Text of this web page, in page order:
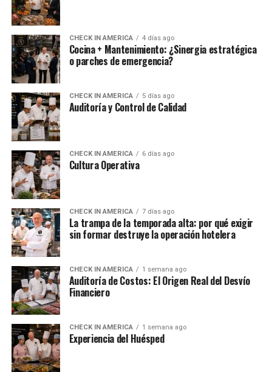
CHECK IN AMERICA 4 días ago
Cocina + Mantenimiento: ¿Sinergia estratégica
o parches de emergencia?
CHECK IN AMERICA 5 días ago
Auditoría y Control de Calidad
CHECK IN AMERICA 6 días ago
Cultura Operativa
CHECK IN AMERICA 7 días ago
La trampa de la temporada alta: por qué exigir
sin formar destruye la operación hotelera
CHECK IN AMERICA 1 semana ago
Auditoría de Costos: El Origen Real del Desvío
Financiero
CHECK IN AMERICA 1 semana ago
Experiencia del Huésped